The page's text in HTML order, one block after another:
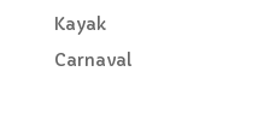
Kayak
Carnaval